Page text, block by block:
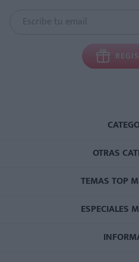
OTRAS
TEMAS TOP
ESPECIALES